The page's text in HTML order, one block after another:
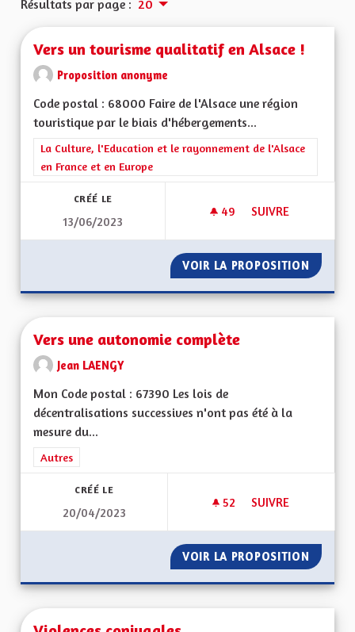
Résultats par page : 20
Vers un tourisme qualitatif en Alsace !
Proposition anonyme
Code postal : 68000 Faire de l'Alsace une région
touristique par le biais d'hébergements...
Filtrer les résultats de la catégorie : La Culture, l'Education et
La Culture, l'Education et le rayonnement de l'Alsace
en France et en Europe
CRÉÉ LE
13/06/2023
49 49 ABONNÉS
SUIVRE
VOIR LA PROPOSITION VERS
Vers une autonomie complète
Jean LAENGY
Mon Code postal : 67390 Les lois de
décentralisations successives n'ont pas été à la
mesure du...
Filtrer les résultats de la catégorie : Autres
Autres
CRÉÉ LE
20/04/2023
52 52 ABONNÉS
SUIVRE
VOIR LA PROPOSITION VERS